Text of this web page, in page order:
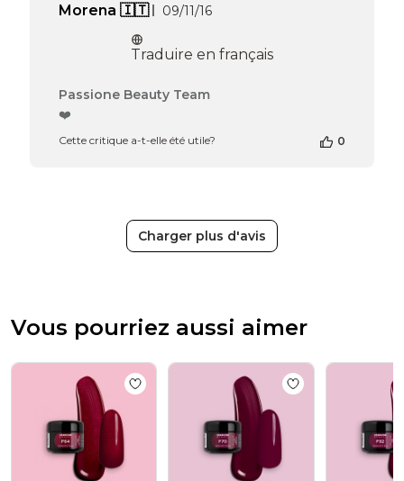
Morena 🇮🇹
Date
publication
09/11/16
Traduire en français
Commentaires
de
de
Passione
Thu
Apr
2026
Passione Beauty Team
❤️
Cette critique a-t-elle été utile? 0
Charger plus d'avis
Vous pourriez aussi aimer
Add to wishlist Gel Couleur F64 Victoria
Add to wishlist